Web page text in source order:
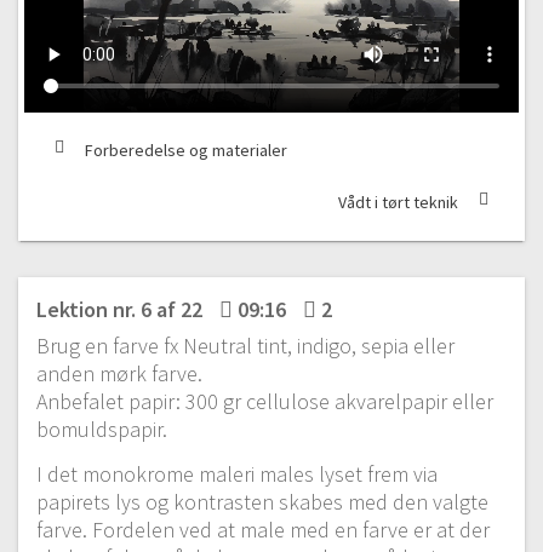
Forberedelse og materialer
Vådt i tørt teknik
Lektion nr. 6 af 22 09:16
2
Brug en farve fx Neutral tint, indigo, sepia eller
anden mørk farve.
Anbefalet papir: 300 gr cellulose akvarelpapir eller
bomuldspapir.
I det monokrome maleri males lyset frem via
papirets lys og kontrasten skabes med den valgte
farve. Fordelen ved at male med en farve er at der